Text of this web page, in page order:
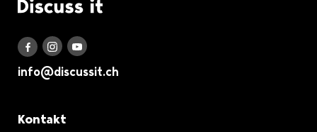
Logo Discuss it
Discuss it auf Facebook
Discuss it auf Instagram
Discuss it auf Youtube
info@discussit.ch
Metanavigation
Kontakt